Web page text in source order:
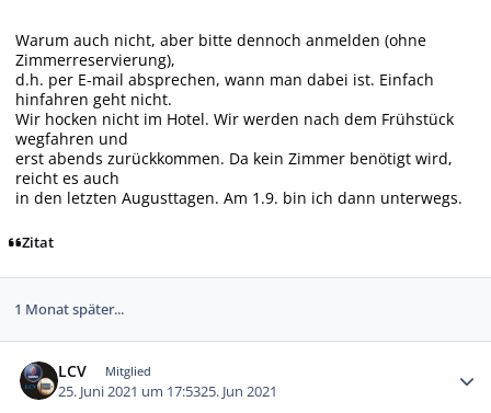
Warum auch nicht, aber bitte dennoch anmelden (ohne
Zimmerreservierung),
d.h. per E-mail absprechen, wann man dabei ist. Einfach
hinfahren geht nicht.
Wir hocken nicht im Hotel. Wir werden nach dem Frühstück
wegfahren und
erst abends zurückkommen. Da kein Zimmer benötigt wird,
reicht es auch
in den letzten Augusttagen. Am 1.9. bin ich dann unterwegs.
Zitat
1 Monat später...
LCV Mitglied
25. Juni 2021 um 17:5325. Jun 2021